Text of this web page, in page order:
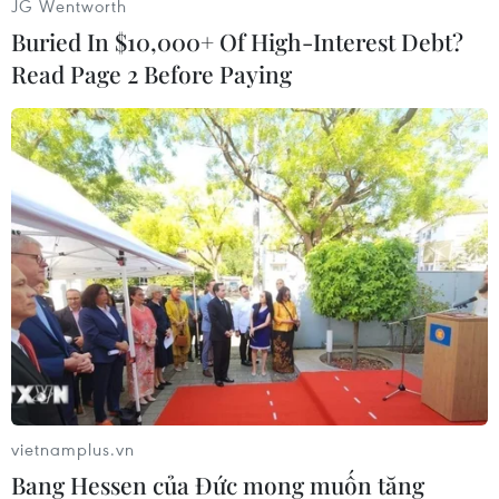
#Venezuela #Độc quyền #Cáo buộc
#Lạm phát
#Hàng hóa
Áo Venezuela
JG Wentworth
Buried In $10,000+ Of High-Interest Debt?
Read Page 2 Before Paying
vietnamplus.vn
Bang Hessen của Đức mong muốn tăng